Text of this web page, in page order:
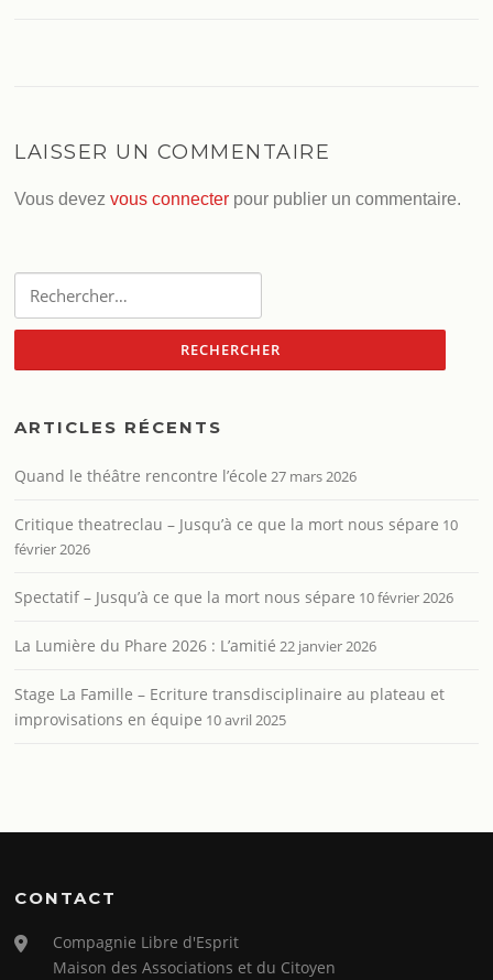
LAISSER UN COMMENTAIRE
Vous devezvous connecter pour publier un commentaire.
ARTICLES RÉCENTS
Quand le théâtre rencontre l’école 27 mars 2026
Critique theatreclau – Jusqu’à ce que la mort nous sépare 10
février 2026
Spectatif – Jusqu’à ce que la mort nous sépare 10 février 2026
La Lumière du Phare 2026 : L’amitié 22 janvier 2026
Stage La Famille – Ecriture transdisciplinaire au plateau et
improvisations en équipe 10 avril 2025
CONTACT
Compagnie Libre d'Esprit
Maison des Associations et du Citoyen